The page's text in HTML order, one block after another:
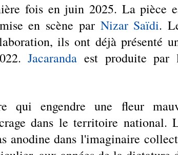
fois en juin 2025. La pièce
en scène par Nizar Saïdi.
ils ont déjà présenté
Jacaranda est produite par
qui engendre une fleur
dans le territoire national.
anodine dans l'imaginaire